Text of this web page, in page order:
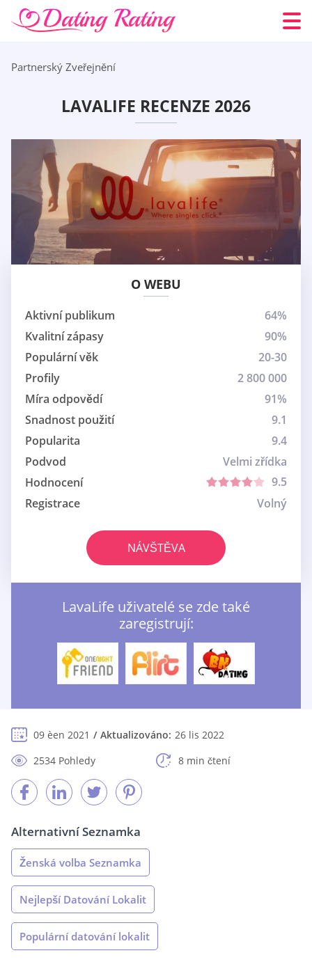
Partnerský Zveřejnění
LAVALIFE RECENZE 2026
O WEBU
Aktivní publikum
64%
Kvalitní zápasy
90%
Populární věk
20-30
Profily
2 800 000
Míra odpovědí
91%
Snadnost použití
9.1
Popularita
9.4
Podvod
Velmi zřídka
Hodnocení
9.5
Registrace
Volný
NÁVŠTĚVA
LavaLife uživatelé se zde také
zaregistrují:
09 èen 2021 Aktualizováno: 26 lis 2022
2534 Pohledy
8 min čtení
Alternativní Seznamka
Ženská volba Seznamka
Nejlepší Datování Lokalit
Populární datování lokalit